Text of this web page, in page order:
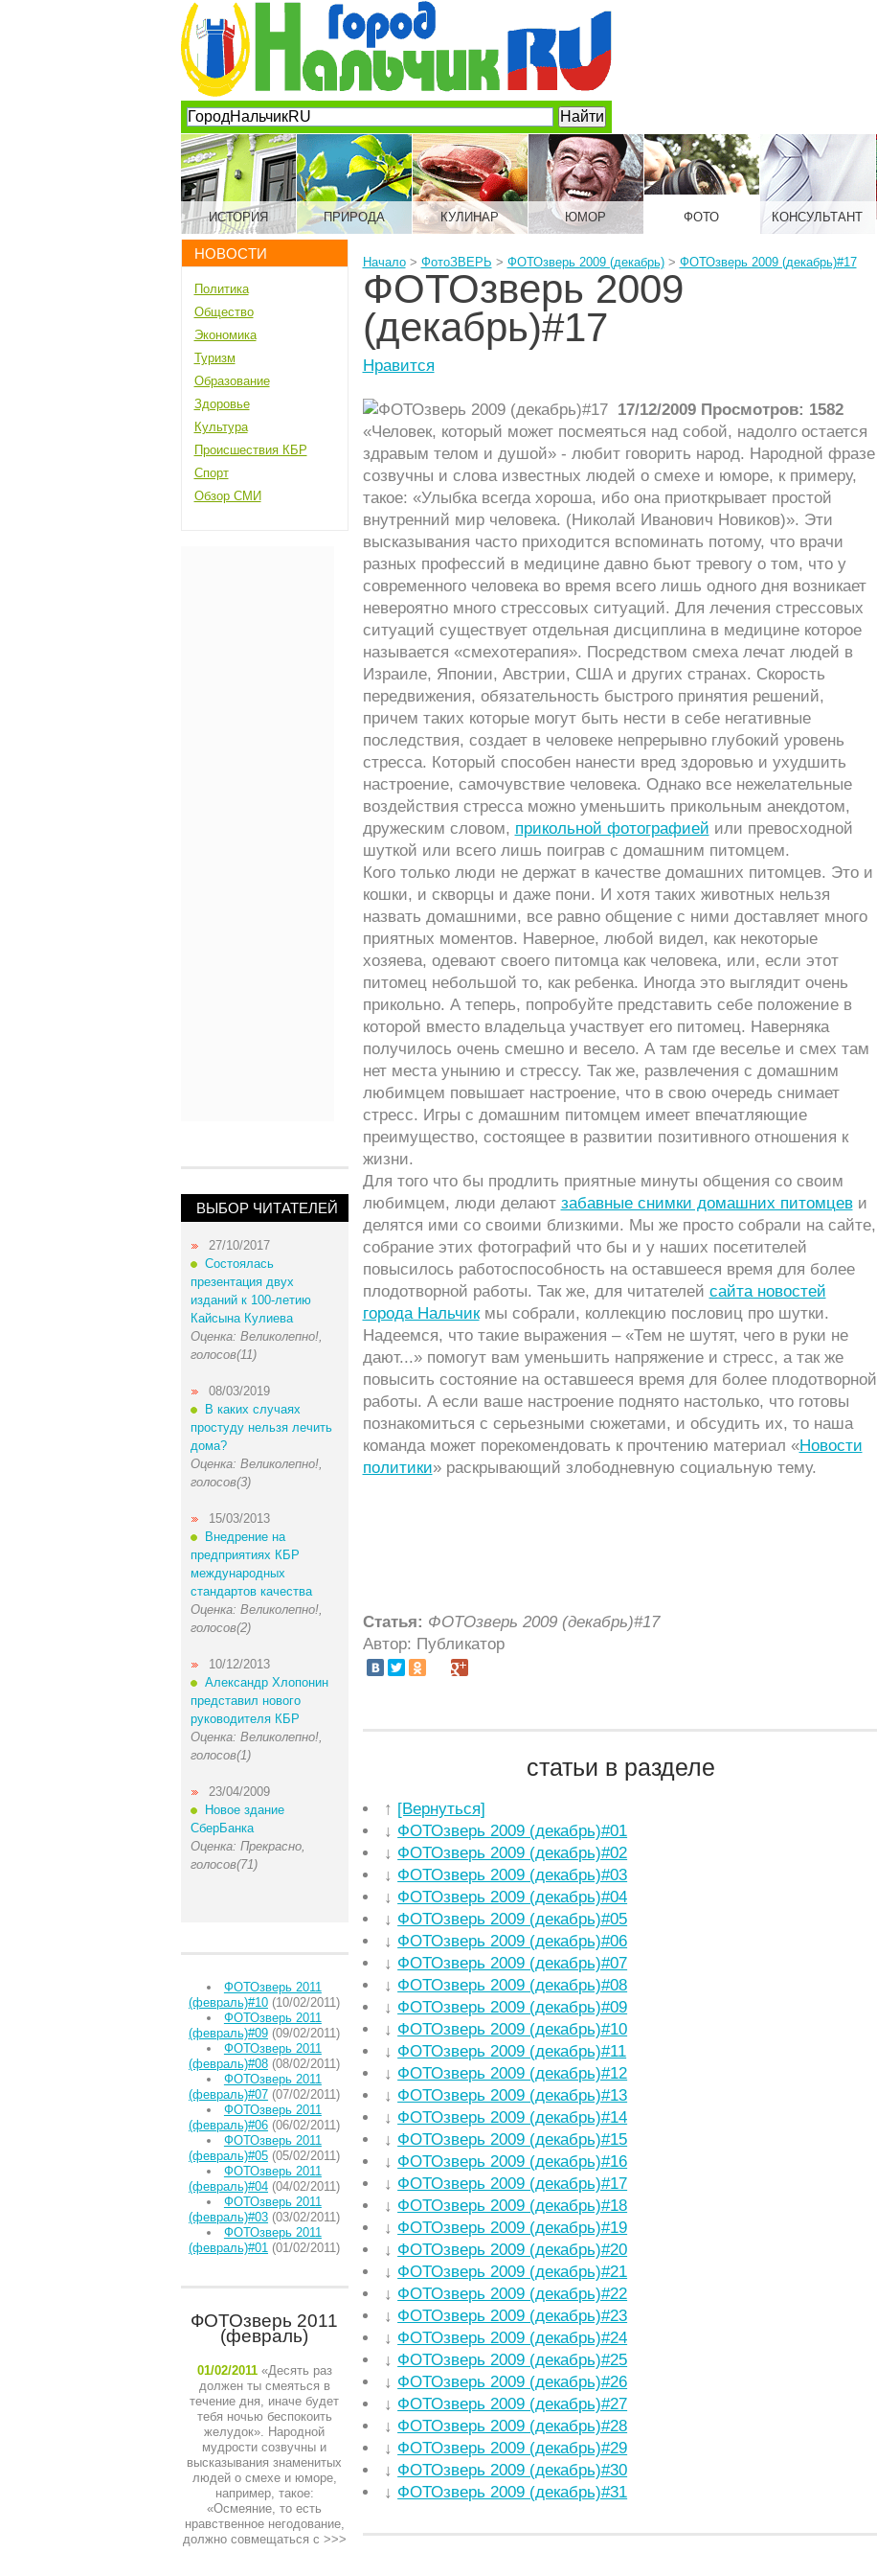
ИСТОРИЯ ПРИРОДА КУЛИНАР ЮМОР ФОТО КОНСУЛЬТАНТ
НОВОСТИ
Политика
Общество
Экономика
Туризм
Образование
Здоровье
Культура
Происшествия КБР
Спорт
Обзор СМИ
ВЫБОР ЧИТАТЕЛЕЙ
27/10/2017
Состоялась
презентация двух
изданий к 100-летию
Кайсына Кулиева
Оценка: Великолепно!,
голосов(11)
08/03/2019
В каких случаях
простуду нельзя лечить
дома?
Оценка: Великолепно!,
голосов(3)
15/03/2013
Внедрение на
предприятиях КБР
международных
стандартов качества
Оценка: Великолепно!,
голосов(2)
10/12/2013
Александр Хлопонин
представил нового
руководителя КБР
Оценка: Великолепно!,
голосов(1)
23/04/2009
Новое здание
СберБанка
Оценка: Прекрасно,
голосов(71)
ФОТОзверь 2011
(февраль)#10 (10/02/2011)
ФОТОзверь 2011
(февраль)#09 (09/02/2011)
ФОТОзверь 2011
(февраль)#08 (08/02/2011)
ФОТОзверь 2011
(февраль)#07 (07/02/2011)
ФОТОзверь 2011
(февраль)#06 (06/02/2011)
ФОТОзверь 2011
(февраль)#05 (05/02/2011)
ФОТОзверь 2011
(февраль)#04 (04/02/2011)
ФОТОзверь 2011
(февраль)#03 (03/02/2011)
ФОТОзверь 2011
(февраль)#01 (01/02/2011)
ФОТОзверь 2011
(февраль)
01/02/2011 «Десять раз
должен ты смеяться в
течение дня, иначе будет
тебя ночью беспокоить
желудок». Народной
мудрости созвучны и
высказывания знаменитых
людей о смехе и юморе,
например, такое:
«Осмеяние, то есть
нравственное негодование,
должно совмещаться с >>>
Начало> ФотоЗВЕРЬ > ФОТОзверь 2009 (декабрь)> ФОТОзверь 2009 (декабрь)#17
ФОТОзверь 2009
(декабрь)#17
Нравится
17/12/2009 Просмотров: 1582
«Человек, который может посмеяться над собой, надолго остается
здравым телом и душой» - любит говорить народ. Народной фразе
созвучны и слова известных людей о смехе и юморе, к примеру,
такое: «Улыбка всегда хороша, ибо она приоткрывает простой
внутренний мир человека. (Николай Иванович Новиков)». Эти
высказывания часто приходится вспоминать потому, что врачи
разных профессий в медицине давно бьют тревогу о том, что у
современного человека во время всего лишь одного дня возникает
невероятно много стрессовых ситуаций. Для лечения стрессовых
ситуаций существует отдельная дисциплина в медицине которое
называется «смехотерапия». Посредством смеха лечат людей в
Израиле, Японии, Австрии, США и других странах. Скорость
передвижения, обязательность быстрого принятия решений,
причем таких которые могут быть нести в себе негативные
последствия, создает в человеке непрерывно глубокий уровень
стресса. Который способен нанести вред здоровью и ухудшить
настроение, самочувствие человека. Однако все нежелательные
воздействия стресса можно уменьшить прикольным анекдотом,
дружеским словом, прикольной фотографией или превосходной
шуткой или всего лишь поиграв с домашним питомцем.
Кого только люди не держат в качестве домашних питомцев. Это и
кошки, и скворцы и даже пони. И хотя таких животных нельзя
назвать домашними, все равно общение с ними доставляет много
приятных моментов. Наверное, любой видел, как некоторые
хозяева, одевают своего питомца как человека, или, если этот
питомец небольшой то, как ребенка. Иногда это выглядит очень
прикольно. А теперь, попробуйте представить себе положение в
которой вместо владельца участвует его питомец. Наверняка
получилось очень смешно и весело. А там где веселье и смех там
нет места унынию и стрессу. Так же, развлечения с домашним
любимцем повышает настроение, что в свою очередь снимает
стресс. Игры с домашним питомцем имеет впечатляющие
преимущество, состоящее в развитии позитивного отношения к
жизни.
Для того что бы продлить приятные минуты общения со своим
любимцем, люди делают забавные снимки домашних питомцеви
делятся ими со своими близкими. Мы же просто собрали на сайте,
собрание этих фотографий что бы и у наших посетителей
повысилось работоспособность на оставшееся время для более
плодотворной работы. Так же, для читателей сайта новостей
города Нальчикмы собрали, коллекцию пословиц про шутки.
Надеемся, что такие выражения – «Тем не шутят, чего в руки не
дают...» помогут вам уменьшить напряжение и стресс, а так же
повысить состояние на оставшееся время для более плодотворной
работы. А если ваше настроение поднято настолько, что готовы
познакомиться с серьезными сюжетами, и обсудить их, то наша
команда может порекомендовать к прочтению материал «Новости
политики» раскрывающий злободневную социальную тему.
Статья: ФОТОзверь 2009 (декабрь)#17
Автор: Публикатор
статьи в разделе
↑ [Вернуться]
↓ ФОТОзверь 2009 (декабрь)#01
↓ ФОТОзверь 2009 (декабрь)#02
↓ ФОТОзверь 2009 (декабрь)#03
↓ ФОТОзверь 2009 (декабрь)#04
↓ ФОТОзверь 2009 (декабрь)#05
↓ ФОТОзверь 2009 (декабрь)#06
↓ ФОТОзверь 2009 (декабрь)#07
↓ ФОТОзверь 2009 (декабрь)#08
↓ ФОТОзверь 2009 (декабрь)#09
↓ ФОТОзверь 2009 (декабрь)#10
↓ ФОТОзверь 2009 (декабрь)#11
↓ ФОТОзверь 2009 (декабрь)#12
↓ ФОТОзверь 2009 (декабрь)#13
↓ ФОТОзверь 2009 (декабрь)#14
↓ ФОТОзверь 2009 (декабрь)#15
↓ ФОТОзверь 2009 (декабрь)#16
↓ ФОТОзверь 2009 (декабрь)#17
↓ ФОТОзверь 2009 (декабрь)#18
↓ ФОТОзверь 2009 (декабрь)#19
↓ ФОТОзверь 2009 (декабрь)#20
↓ ФОТОзверь 2009 (декабрь)#21
↓ ФОТОзверь 2009 (декабрь)#22
↓ ФОТОзверь 2009 (декабрь)#23
↓ ФОТОзверь 2009 (декабрь)#24
↓ ФОТОзверь 2009 (декабрь)#25
↓ ФОТОзверь 2009 (декабрь)#26
↓ ФОТОзверь 2009 (декабрь)#27
↓ ФОТОзверь 2009 (декабрь)#28
↓ ФОТОзверь 2009 (декабрь)#29
↓ ФОТОзверь 2009 (декабрь)#30
↓ ФОТОзверь 2009 (декабрь)#31